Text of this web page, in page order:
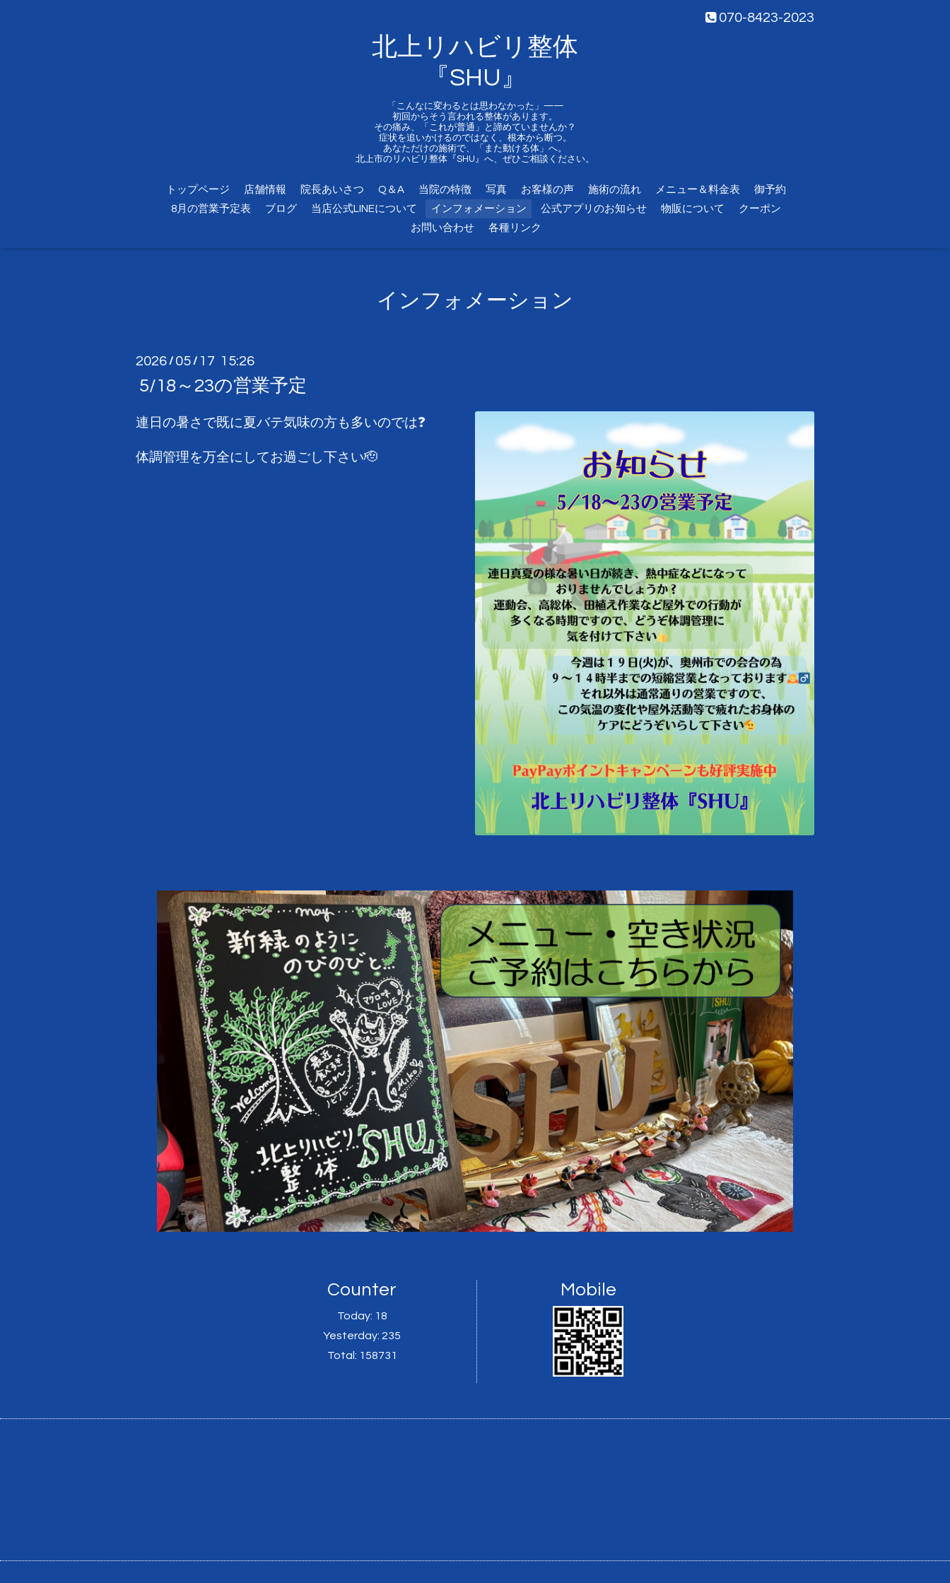
070-8423-2023
北上リハビリ整体
『SHU』
「こんなに変わるとは思わなかった」——
初回からそう言われる整体があります。
その痛み、「これが普通」と諦めていませんか？
症状を追いかけるのではなく、根本から断つ。
あなただけの施術で、「また動ける体」へ。
北上市のリハビリ整体『SHU』へ、ぜひご相談ください。
トップページ 店舗情報 院長あいさつ Q＆A 当院の特徴 写真 お客様の声 施術の流れ メニュー＆料金表
御予約
8月の営業予定表
ブログ 当店公式LINEについて インフォメーション 公式アプリのお知らせ 物販について
クーポン
お問い合わせ
各種リンク
インフォメーション
2026 / 05 / 17 15:26
5/18～23の営業予定
連日の暑さで既に夏バテ気味の方も多いのでは❓
体調管理を万全にしてお過ごし下さい🫡
Counter
Today: 18
Yesterday: 235
Total: 158731
Mobile